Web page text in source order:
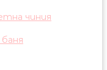
чиния